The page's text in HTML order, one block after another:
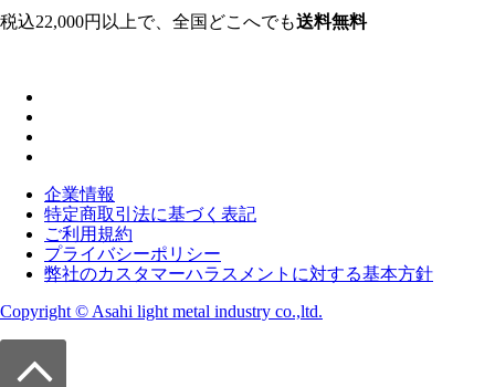
税込22,000円以上で、全国どこへでも送料無料
企業情報
特定商取引法に基づく表記
ご利用規約
プライバシーポリシー
弊社のカスタマーハラスメントに対する基本方針
Copyright © Asahi light metal industry co.,ltd.